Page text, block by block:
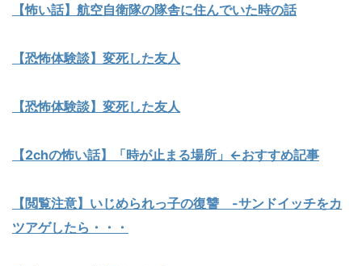
【怖い話】航空自衛隊の隊舎に住んでいた時の話
【恐怖体験談】変死した友人
【恐怖体験談】変死した友人
【2chの怖い話】「時が止まる場所」←おすすめ記事
【閲覧注意】いじめられっ子の復讐 -サンドイッチをカ
ツアゲしたら・・・